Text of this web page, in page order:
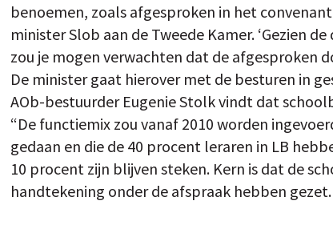
benoemen, zoals afgesproken in het
minister Slob aan de Tweede Kamer. ‘Gezien
zou je mogen verwachten dat de afgesproken
De minister gaat hierover met de besturen in
AOb-bestuurder Eugenie Stolk vindt dat
“De functiemix zou vanaf 2010 worden
gedaan en die de 40 procent leraren in LB
10 procent zijn blijven steken. Kern is dat de
handtekening onder de afspraak hebben